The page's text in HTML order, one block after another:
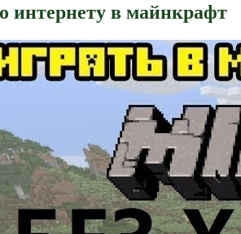
интернету в майнкрафт